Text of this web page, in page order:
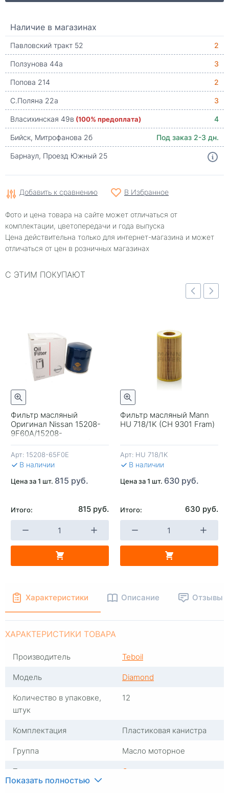
Наличие в магазинах
Павловский тракт 52
2
Ползунова 44а
3
Попова 214
2
С.Поляна 22а
3
Власихинская 49в (100% предоплата)
4
Бийск, Митрофанова 2б
Под заказ 2-3 дн.
Барнаул, Проезд Южный 25
Добавить к сравнению В Избранное
Фото и цена товара на сайте может отличаться от
комплектации, цветопередачи и года выпуска
Цена действительна только для интернет-магазина и может
отличаться от цен в розничных магазинах
С ЭТИМ ПОКУПАЮТ
Фильтр масляный
Оригинал Nissan 15208-
9F60A/15208-
65F0E/15208-65F0A (C-
224 Vic)
Арт: 15208-65F0E
В наличии
Цена за 1 шт. 815 руб.
Итого: 815 руб.
Фильтр масляный Mann
HU 718/1K (CH 9301 Fram)
Арт: HU 718/1K
В наличии
Цена за 1 шт. 630 руб.
Итого: 630 руб.
+
КОРЗИНУ В КОРЗИНУ
Быстрый просмотр
Характеристики Описание Отзывы
ХАРАКТЕРИСТИКИ ТОВАРА
Производитель
Teboil
Модель
Diamond
Количество в упаковке,
штук
12
Комплектация
Пластиковая канистра
Группа
Масло моторное
Тип масла
Синтетика
Показать полностью